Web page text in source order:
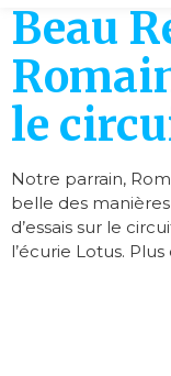
Beau
le
Notre parrain,
belle des
d’essais sur le
l’écurie Lotus.